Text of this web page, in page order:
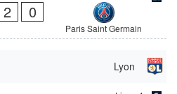
2 0
Paris Saint Germain
Lyon